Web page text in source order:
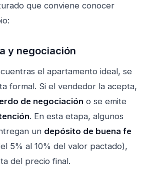
que conviene conocer
y negociación
el apartamento ideal, se
formal. Si el vendedor la acepta,
de negociación o se emite
. En esta etapa, algunos
un depósito de buena fe
5% al 10% del valor pactado),
del precio final.